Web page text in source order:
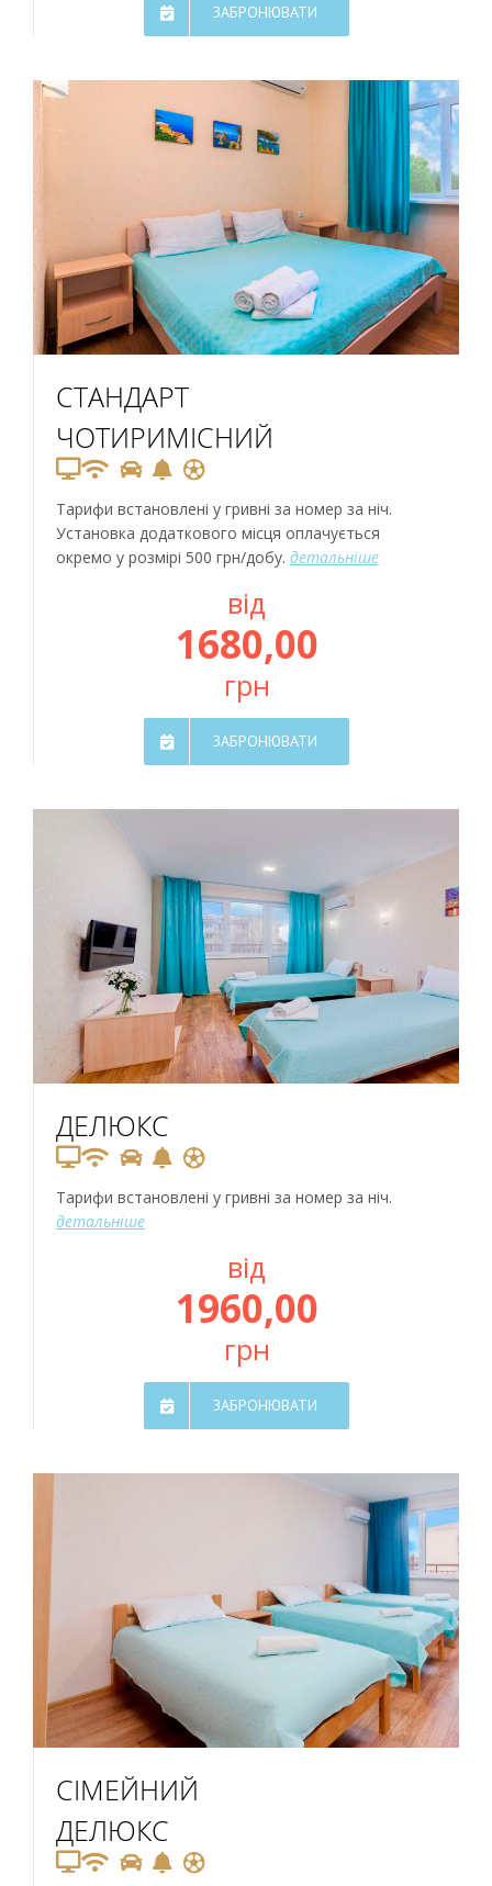
ЗАБРОНЮВАТИ
СТАНДАРТ
ЧОТИРИМІСНИЙ
Тарифи встановлені у гривні за номер за ніч.
Установка додаткового місця оплачується
окремо у розмірі 500 грн/добу. детальніше
від
1680,00
грн
ЗАБРОНЮВАТИ
ДЕЛЮКС
Тарифи встановлені у гривні за номер за ніч.
детальніше
від
1960,00
грн
ЗАБРОНЮВАТИ
СІМЕЙНИЙ
ДЕЛЮКС